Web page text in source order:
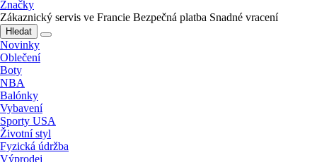
Značky
Zákaznický servis ve Francie Bezpečná platba Snadné vracení
Hledat
Novinky
Oblečení
Boty
NBA
Balónky
Vybavení
Sporty USA
Životní styl
Fyzická údržba
Výprodej